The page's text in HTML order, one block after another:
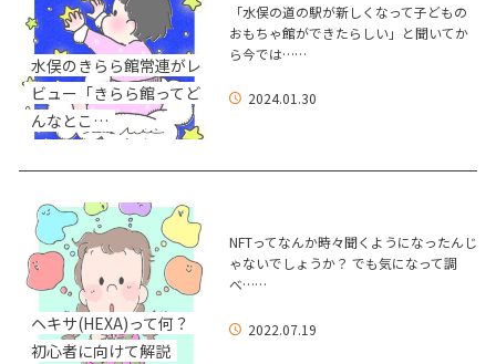
水俣のきらら館常連がレ
ビュー「きらら館ってど
んなとこ…
「水俣の道の駅が新しくなって子どもの
おもちゃ館ができたらしい」と聞いてか
ら今では……
2024.01.30
ヘキサ(HEXA)って何？
初心者に向けて解説
NFTってなんか時々聞くようになったんじ
ゃないでしょうか？ でも気になって調
べ……
2022.07.19